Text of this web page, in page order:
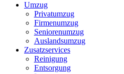
Umzug
Privatumzug
Firmenumzug
Seniorenumzug
Auslandsumzug
Zusatzservices
Reinigung
Entsorgung